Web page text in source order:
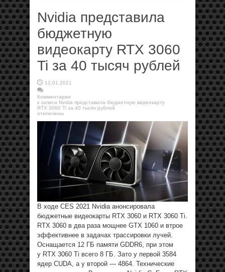
Nvidia представила
бюджетную
видеокарту RTX 3060
Ti за 40 тысяч рублей
12.01.2021
Комментарии
к записи Nvidia представила бюджетную видеокарту
RTX 3060 Ti за 40 тысяч рублей
отключены
В ходе CES 2021 Nvidia анонсировала
бюджетные видеокарты RTX 3060 и RTX 3060 Ti.
RTX 3060 в два раза мощнее GTX 1060 и втрое
эффективнее в задачах трассировки лучей.
Оснащается 12 ГБ памяти GDDR6, при этом
у RTX 3060 Ti всего 8 ГБ. Зато у первой 3584
ядер CUDA, а у второй — 4864. Технические